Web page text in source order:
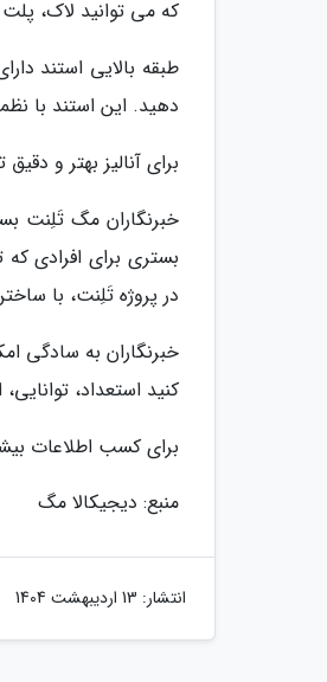
که می توانید لاک،
طبقه بالایی استند
دهید. این استند با
برای آنالیز بهتر و دقیق تر استند لوازم
خبرنگاران مگ تَلِنت
بستری برای افرادی که
در پروژه تَلِنت، با
خبرنگاران به سادگی
کنید استعداد،
برای کسب اطلاعات
منبع: دیجیکالا مگ
انتشار: 13 اردیبهشت 1404